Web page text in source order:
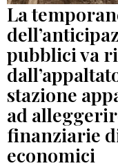
La
pubblici va
stazione
ad
finanziarie
economici